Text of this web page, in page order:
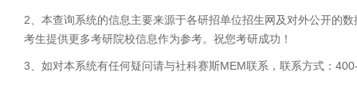
2、本查询系统的信息主要来源于各研招单位招生网及对外公开的
考生提供更多考研院校信息作为参考。祝您考研成功！
3、如对本系统有任何疑问请与社科赛斯MEM联系，联系方式：